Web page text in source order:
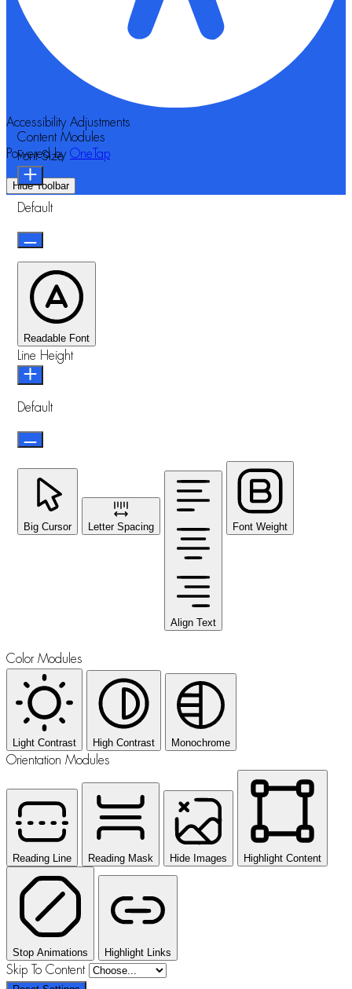
Accessibility Adjustments
Powered by OneTap
Hide Toolbar
Content Modules
Font Size
Default
Readable Font
Line Height
Default
Big Cursor Letter Spacing
Align Text
Font Weight
Color Modules
Light Contrast High Contrast Monochrome
Orientation Modules
Reading Line Reading Mask Hide Images Highlight Content
Stop Animations Highlight Links
Skip To Content